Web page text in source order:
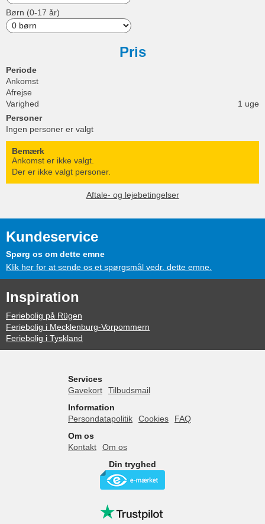
Børn (0-17 år)
Pris
Periode
Ankomst
Afrejse
Varighed
1 uge
Personer
Ingen personer er valgt
Bemærk
Ankomst er ikke valgt.
Der er ikke valgt personer.
Aftale- og lejebetingelser
Kundeservice
Spørg os om dette emne
Klik her for at sende os et spørgsmål vedr. dette emne.
Inspiration
Feriebolig på Rügen
Feriebolig i Mecklenburg-Vorpommern
Feriebolig i Tyskland
Services
Gavekort
Tilbudsmail
Information
Persondatapolitik
Cookies
FAQ
Om os
Kontakt
Om os
Din tryghed